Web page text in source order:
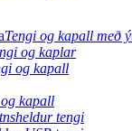
Tengi og kapall með
og kaplar
og kapall
kapall
tengi